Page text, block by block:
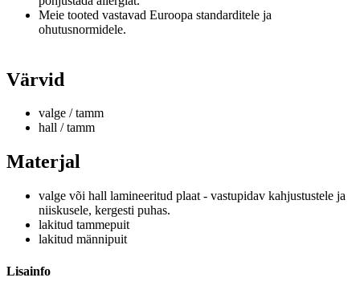
Meie tooted vastavad Euroopa standarditele ja
ohutusnormidele.
Värvid
valge / tamm
hall / tamm
Materjal
valge või hall lamineeritud plaat - vastupidav kahjustustele ja
niiskusele, kergesti puhas.
lakitud tammepuit
lakitud männipuit
Lisainfo